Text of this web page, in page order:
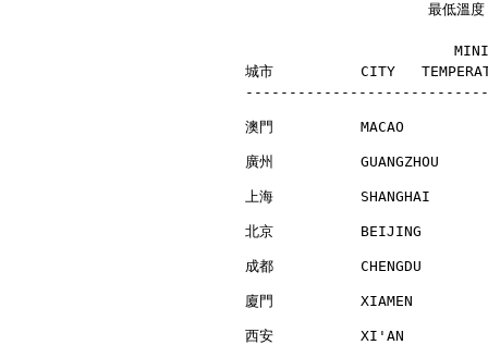
最低溫度
城市          CITY
澳門          MACAO
廣州
上海          SHANGHAI
北京          BEIJING
成都          CHENGDU
廈門          XIAMEN
西安          XI'AN